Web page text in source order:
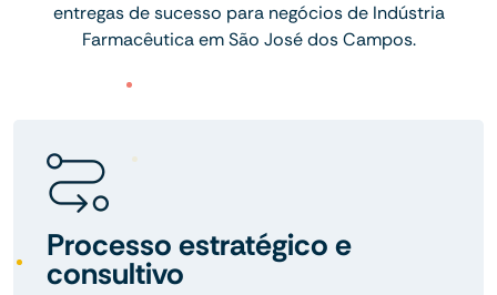
entregas de sucesso para negócios de Indústria
Farmacêutica em São José dos Campos.
Processo estratégico e
consultivo